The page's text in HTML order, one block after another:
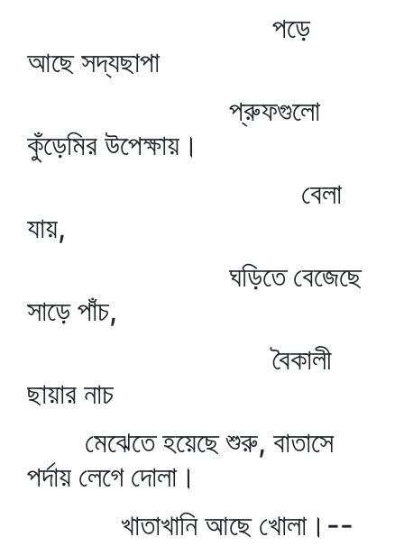
পড়ে
আছে সদ্যছাপা
প্রুফগুলো
কুঁড়েমির উপেক্ষায়।
বেলা
যায়,
ঘড়িতে বেজেছে
সাড়ে পাঁচ,
বৈকালী
ছায়ার নাচ
মেঝেতে হয়েছে শুরু, বাতাসে
পর্দায় লেগে দোলা।
খাতাখানি আছে খোলা।--